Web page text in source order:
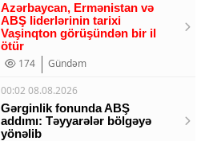
Azərbaycan, Ermənistan və
ABŞ liderlərinin tarixi
Vaşinqton görüşündən bir il
ötür
174
Gündəm
00:02 08.08.2026
Gərginlik fonunda ABŞ
addımı: Təyyarələr bölgəyə
yönəlib